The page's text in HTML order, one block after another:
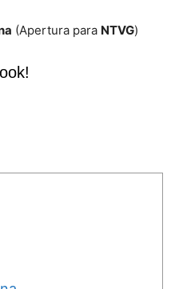
(Apertura para NTVG)